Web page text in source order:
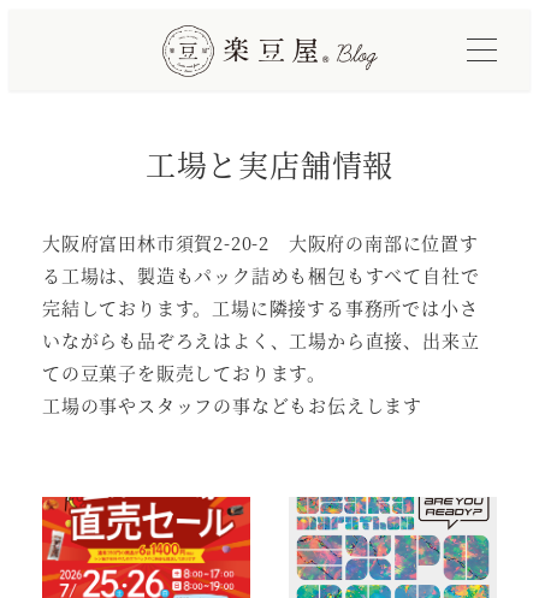
工場と実店舗情報
大阪府富田林市須賀2-20-2 大阪府の南部に位置す
る工場は、製造もパック詰めも梱包もすべて自社で
完結しております。工場に隣接する事務所では小さ
いながらも品ぞろえはよく、工場から直接、出来立
ての豆菓子を販売しております。
工場の事やスタッフの事などもお伝えします